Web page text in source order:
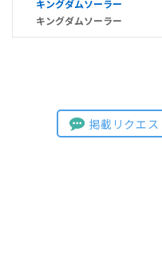
キングダムソーラー
キングダムソーラー
掲載リクエス